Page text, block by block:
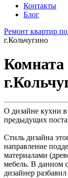
Контакты
Блог
Ремонт квартир
г.Кольчугино
Комната
О дизайне кухни
предыдущих
Стиль дизайна
направление
материалами
мебель. В данном
дизайнер